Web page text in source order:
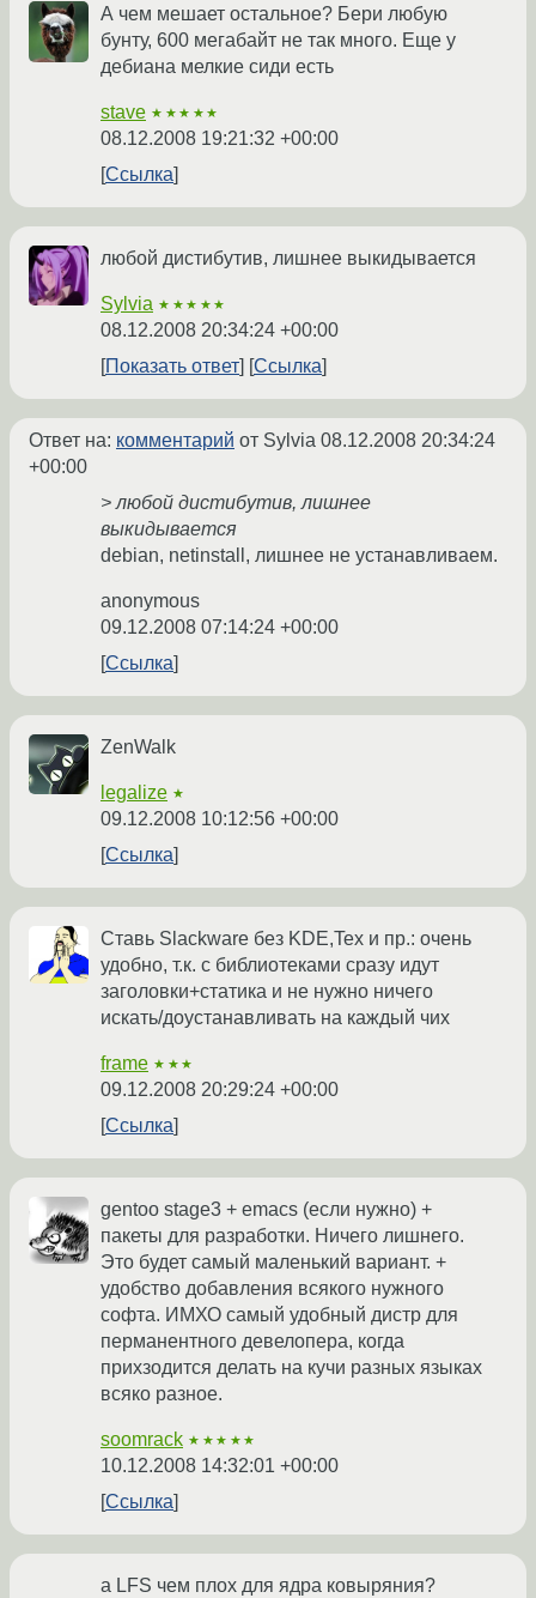
А чем мешает остальное? Бери любую
бунту, 600 мегабайт не так много. Еще у
дебиана мелкие сиди есть
stave ★★★★★
08.12.2008 19:21:32 +00:00
Ссылка
любой дистибутив, лишнее выкидывается
Sylvia ★★★★★
08.12.2008 20:34:24 +00:00
Показать ответ
Ссылка
Ответ на: комментарий от Sylvia 08.12.2008 20:34:24
+00:00
> любой дистибутив, лишнее
выкидывается
debian, netinstall, лишнее не устанавливаем.
anonymous
09.12.2008 07:14:24 +00:00
Ссылка
ZenWalk
legalize ★
09.12.2008 10:12:56 +00:00
Ссылка
Ставь Slackware без KDE,Tex и пр.: очень
удобно, т.к. с библиотеками сразу идут
заголовки+статика и не нужно ничего
искать/доустанавливать на каждый чих
frame ★★★
09.12.2008 20:29:24 +00:00
Ссылка
gentoo stage3 + emacs (если нужно) +
пакеты для разработки. Ничего лишнего.
Это будет самый маленький вариант. +
удобство добавления всякого нужного
софта. ИМХО самый удобный дистр для
перманентного девелопера, когда
прихзодится делать на кучи разных языках
всяко разное.
soomrack ★★★★★
10.12.2008 14:32:01 +00:00
Ссылка
а LFS чем плох для ядра ковыряния?